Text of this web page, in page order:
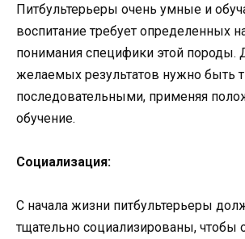
Питбультерьеры очень умные и
воспитание требует определенных
понимания специфики этой породы.
желаемых результатов нужно быть
последовательными, применяя
обучение.
Социализация:
С начала жизни питбультерьеры
тщательно социализированы, чтобы